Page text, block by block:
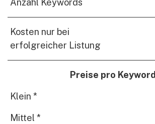
Anzahl Keywords
Kosten nur bei
erfolgreicher Listung
Preise pro Keyword
Klein *
Mittel *